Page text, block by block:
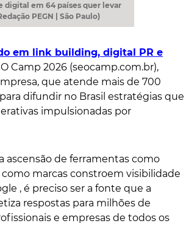
digital em 64 países quer levar
PEGN | São Paulo)
em link building, digital PR e
Camp 2026 (seocamp.com.br),
que atende mais de 700
difundir no Brasil estratégias que
impulsionadas por
de ferramentas como
como marcas constroem visibilidade
, é preciso ser a fonte que a
respostas para milhões de
e empresas de todos os